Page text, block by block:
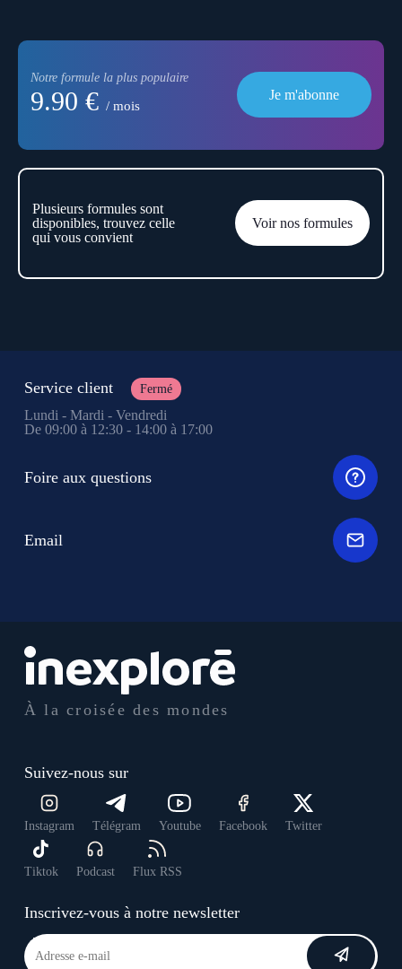
Notre formule la plus populaire
9.90 € / mois
Je m'abonne
Plusieurs formules sont
disponibles, trouvez celle
qui vous convient
Voir nos formules
À la croisée des mondes
Suivez-nous sur
Instagram Télégram Youtube Facebook Twitter
Tiktok Podcast Flux RSS
Inscrivez-vous à notre newsletter
Service client Fermé
Lundi - Mardi - Vendredi
De 09:00 à 12:30 - 14:00 à 17:00
Foire aux questions
Email